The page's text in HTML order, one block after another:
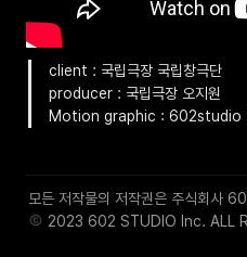
client : 국립극장 국립창극단
producer : 국립극장 오지원
Motion graphic : 602studio
2023 602 STUDIO Inc. ALL